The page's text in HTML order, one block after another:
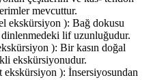
mevcuttur.
ekskürsiyon ): Bağ dokusu
dinlenmedeki lif uzunluğudur.
): Bir kasın doğal
ekskürsiyonudur.
ekskürsiyon ): İnsersiyosundan